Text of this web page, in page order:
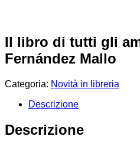
Il libro di tutti gli
Fernández Mallo
Categoria: Novità in libreria
Descrizione
Descrizione